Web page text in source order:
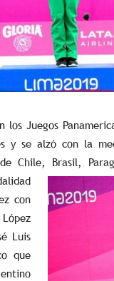
Juegos
y se alzó con la
Chile, Brasil,
con
Luis
que